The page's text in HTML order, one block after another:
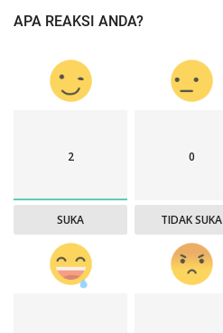
APA REAKSI ANDA?
2
SUKA
0
TIDAK SUKA